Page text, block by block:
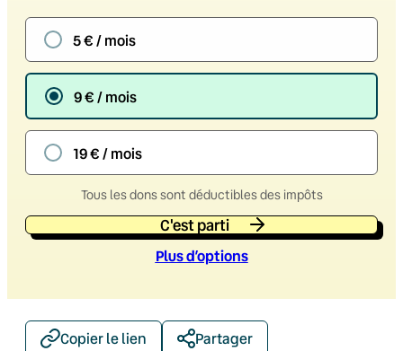
5 € / mois
9 € / mois
19 € / mois
Tous les dons sont déductibles des impôts
C'est parti
Plus d’options
Copier le lien Partager